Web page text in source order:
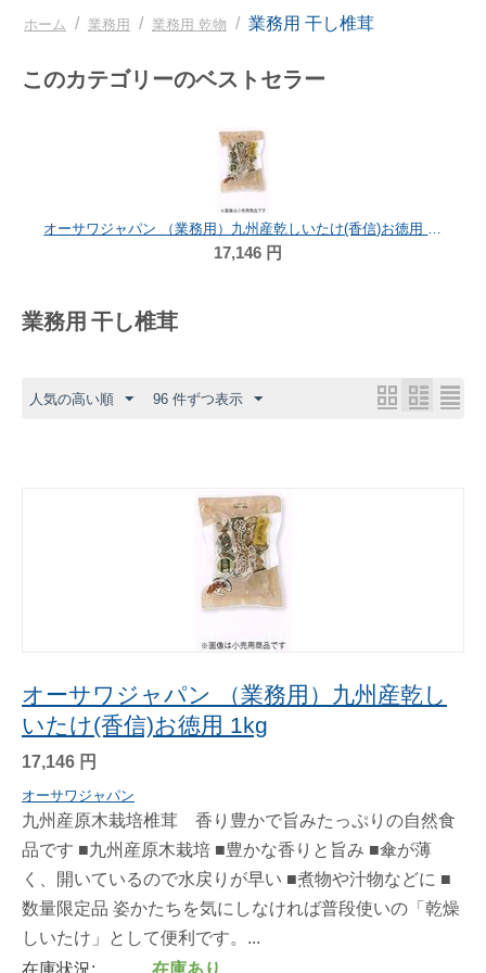
ホーム / 業務用 / 業務用 乾物 / 業務用 干し椎茸
このカテゴリーのベストセラー
17,146 円
業務用 干し椎茸
人気の高い順 96 件ずつ表示
オーサワジャパン （業務用）九州産乾し
いたけ(香信)お徳用 1kg
17,146 円
オーサワジャパン
九州産原木栽培椎茸 香り豊かで旨みたっぷりの自然食
品です ■九州産原木栽培 ■豊かな香りと旨み ■傘が薄
く、開いているので水戻りが早い ■煮物や汁物などに ■
数量限定品 姿かたちを気にしなければ普段使いの「乾燥
しいたけ」として便利です。...
在庫状況:
在庫あり